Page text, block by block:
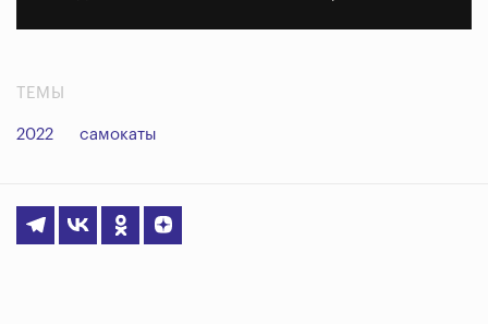
ТЕМЫ
2022 самокаты